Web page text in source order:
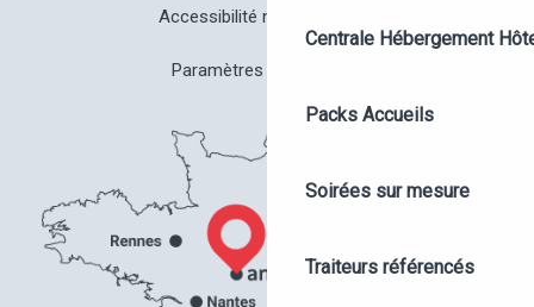
Centrale Hébergement
Packs Accueils
Soirées sur mesure
Traiteurs référencés
Accessibilité non conforme
Paramètres des cookies